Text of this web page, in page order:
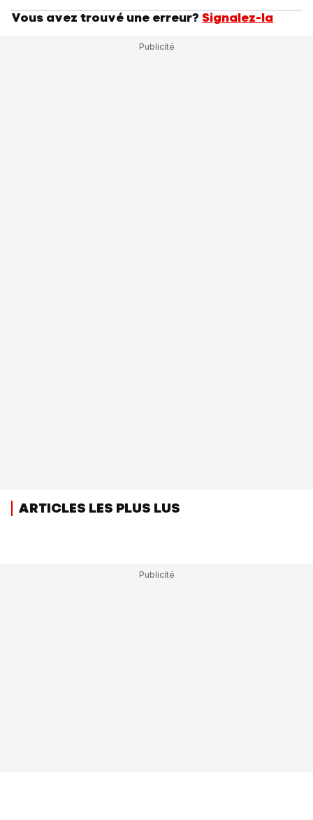
Vous avez trouvé une erreur? Signalez-la
ARTICLES LES PLUS LUS